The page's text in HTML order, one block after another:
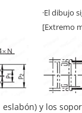
·El dibujo
[Extremo
y los